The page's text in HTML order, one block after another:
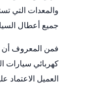
والمعدات التي
جميع أعطال
فمن المعروف أن
كهربائي سيارات
العميل